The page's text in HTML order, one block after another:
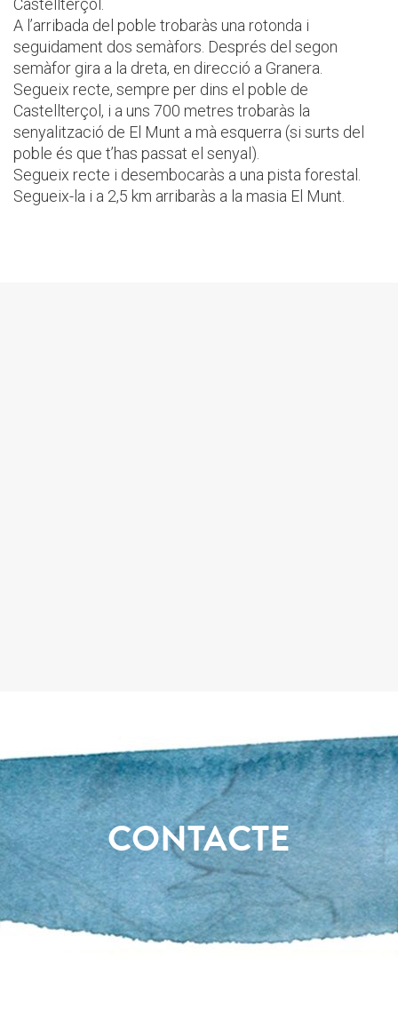
Castellterçol.
A l’arribada del poble trobaràs una rotonda i
seguidament dos semàfors. Després del segon
semàfor gira a la dreta, en direcció a Granera.
Segueix recte, sempre per dins el poble de
Castellterçol, i a uns 700 metres trobaràs la
senyalització de El Munt a mà esquerra (si surts del
poble és que t’has passat el senyal).
Segueix recte i desembocaràs a una pista forestal.
Segueix-la i a 2,5 km arribaràs a la masia El Munt.
CONTACTE